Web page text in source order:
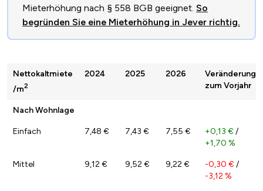
Mieterhöhung nach § 558 BGB geeignet. So
begründen Sie eine Mieterhöhung in Jever richtig.
Nettokaltmiete
/m2
2024 2025 2026
Veränderung
zum Vorjahr
Nach Wohnlage
Einfach 7,48 € 7,43 € 7,55 € +0,13 € /
+1,70 %
Mittel 9,12 € 9,52 € 9,22 € -0,30 € /
-3,12 %